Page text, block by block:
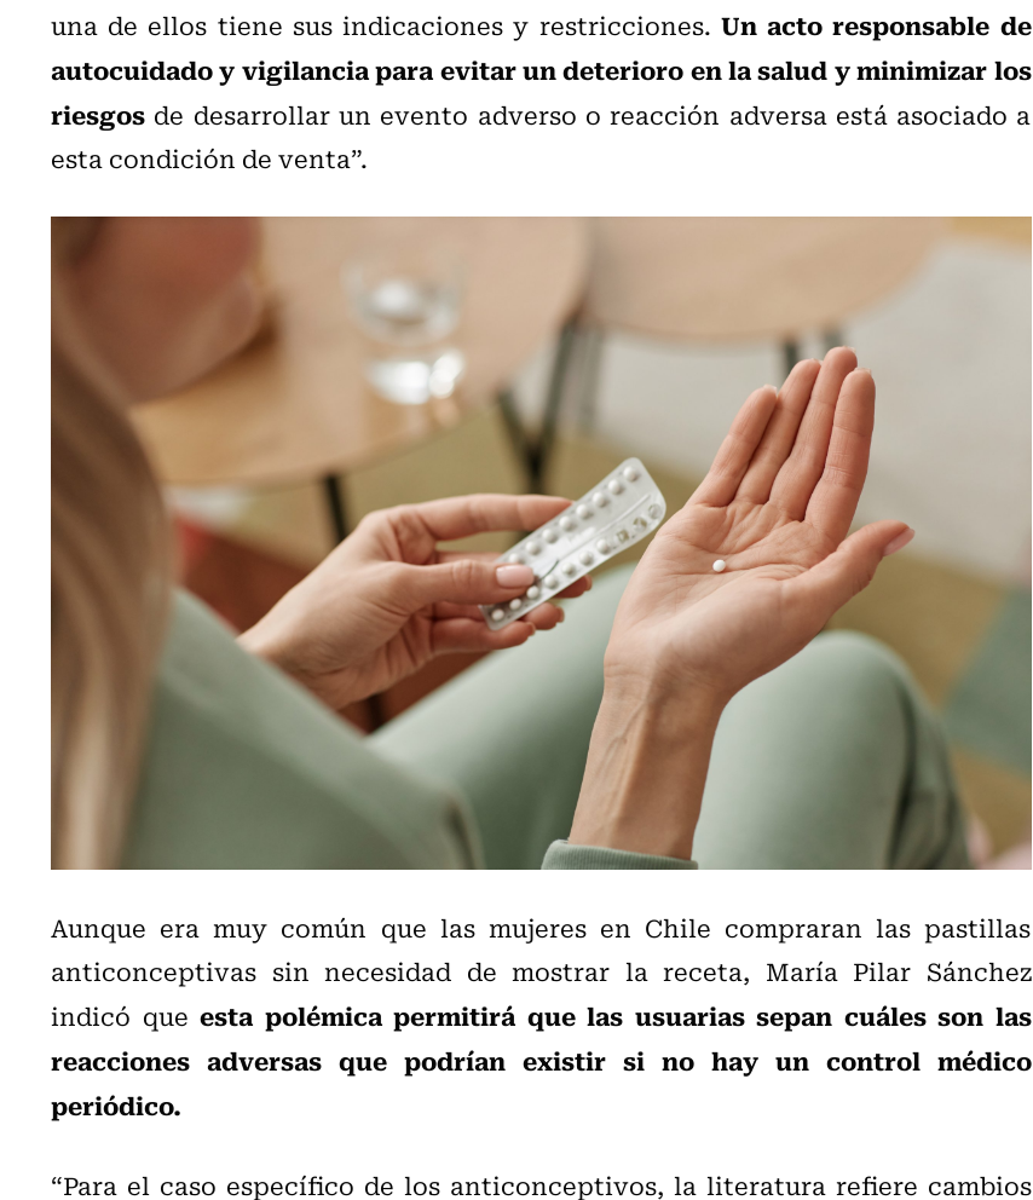
una de ellos tiene sus indicaciones y restricciones. Un acto responsable de
autocuidado y vigilancia para evitar un deterioro en la salud y minimizar los
riesgos de desarrollar un evento adverso o reacción adversa está asociado a
esta condición de venta”.
Aunque era muy común que las mujeres en Chile compraran las pastillas
anticonceptivas sin necesidad de mostrar la receta, María Pilar Sánchez
indicó que esta polémica permitirá que las usuarias sepan cuáles son las
reacciones adversas que podrían existir si no hay un control médico
periódico.
“Para el caso específico de los anticonceptivos, la literatura refiere cambios